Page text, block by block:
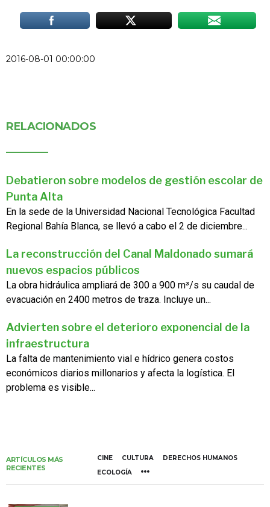
2016-08-01 00:00:00
RELACIONADOS
Debatieron sobre modelos de gestión escolar de
Punta Alta
En la sede de la Universidad Nacional Tecnológica Facultad
Regional Bahía Blanca, se llevó a cabo el 2 de diciembre...
La reconstrucción del Canal Maldonado sumará
nuevos espacios públicos
La obra hidráulica ampliará de 300 a 900 m³/s su caudal de
evacuación en 2400 metros de traza. Incluye un...
Advierten sobre el deterioro exponencial de la
infraestructura
La falta de mantenimiento vial e hídrico genera costos
económicos diarios millonarios y afecta la logística. El
problema es visible...
ARTÍCULOS MÁS
RECIENTES
CINE CULTURA
DERECHOS HUMANOS
ECOLOGÍA